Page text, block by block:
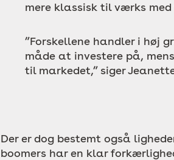
mere klassisk til værks
”Forskellene handler i høj
måde at investere på,
til markedet,” siger
Der er dog bestemt også
boomers har en klar